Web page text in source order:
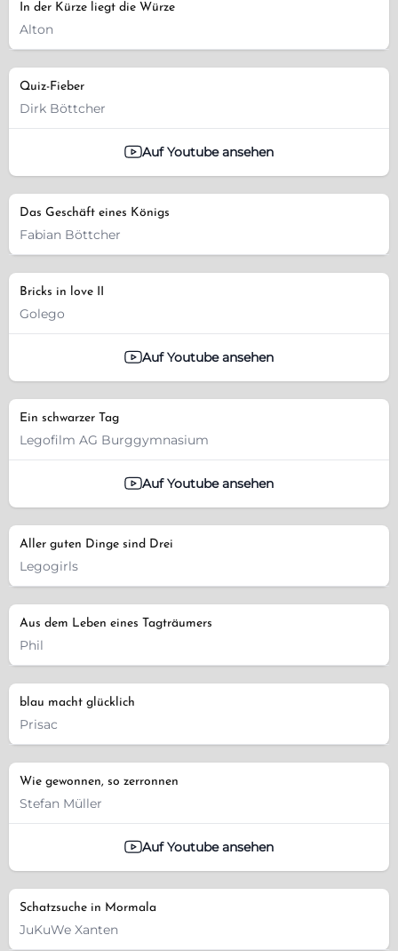
In der Kürze liegt die Würze
Alton
Quiz-Fieber
Dirk Böttcher
Auf Youtube ansehen
Das Geschäft eines Königs
Fabian Böttcher
Bricks in love II
Golego
Auf Youtube ansehen
Ein schwarzer Tag
Legofilm AG Burggymnasium
Auf Youtube ansehen
Aller guten Dinge sind Drei
Legogirls
Aus dem Leben eines Tagträumers
Phil
blau macht glücklich
Prisac
Wie gewonnen, so zerronnen
Stefan Müller
Auf Youtube ansehen
Schatzsuche in Mormala
JuKuWe Xanten